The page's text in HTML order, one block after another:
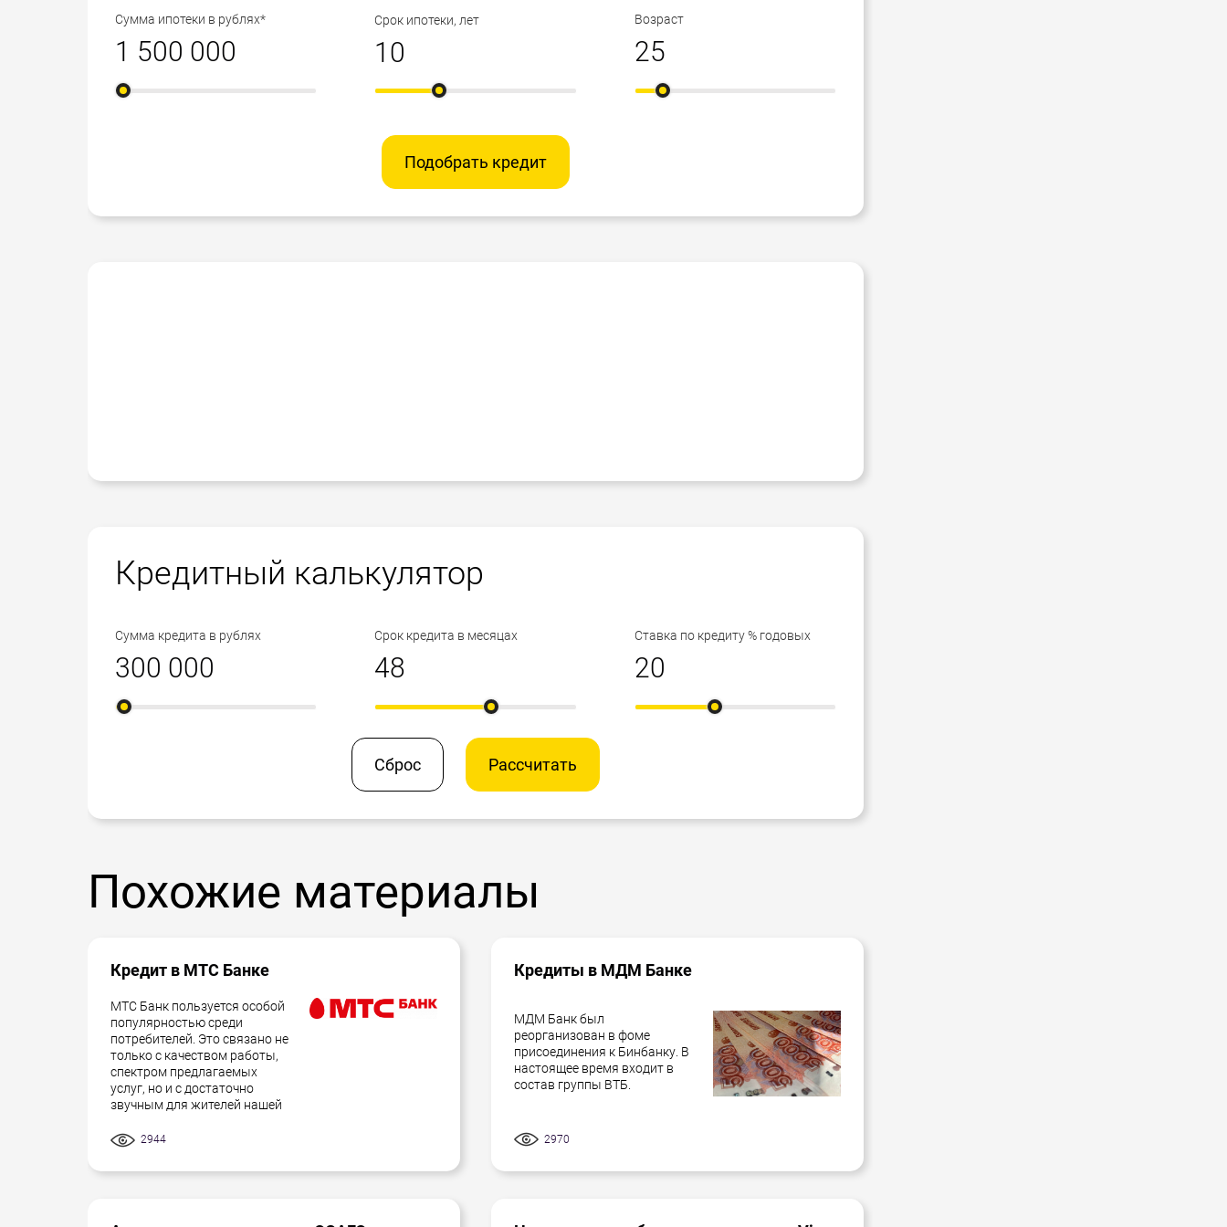
Сумма ипотеки в рублях* Срок ипотеки, лет Возраст
Подобрать кредит
Кредитный калькулятор
Сумма кредита в рублях Срок кредита в месяцах Ставка по кредиту % годовых
Сброс Рассчитать
Похожие материалы
Кредит в МТС Банке
МТС Банк пользуется особой
популярностью среди
потребителей. Это связано не
только с качеством работы,
спектром предлагаемых
услуг, но и с достаточно
звучным для жителей нашей
2944
Кредиты в МДМ Банке
МДМ Банк был
реорганизован в фоме
присоединения к Бинбанку. В
настоящее время входит в
состав группы ВТБ.
2970